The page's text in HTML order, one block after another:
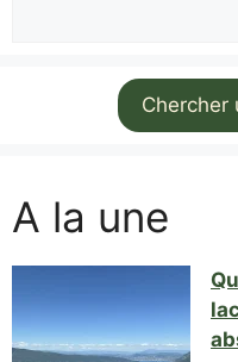
Chercher
A la une